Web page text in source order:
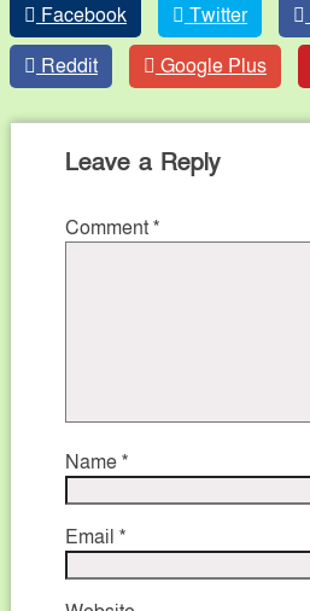
Facebook Twitter
Reddit
Google Plus
Leave a Reply
Comment*
Name*
Email *